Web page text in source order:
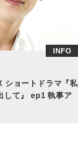
INFO
ョートドラマ『私
して』 ep1 執事ア